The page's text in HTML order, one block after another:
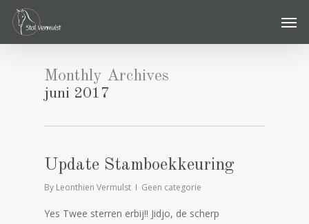
Skip
main
Monthly Archives
juni 2017
Update Stamboekkeuring
By Leonthien Vermulst Geen categorie
Yes Twee sterren erbij!! Jidjo, de scherp